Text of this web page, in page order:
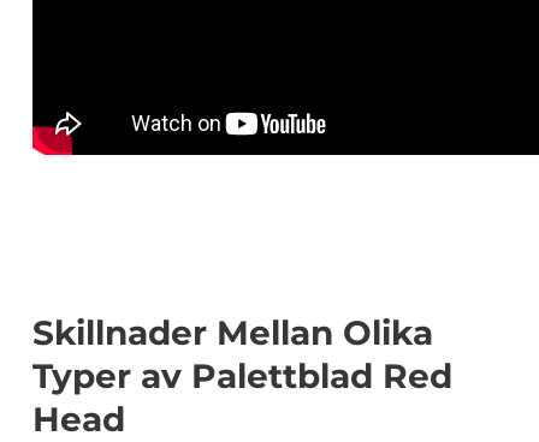
Skillnader Mellan Olika
Typer av Palettblad Red
Head